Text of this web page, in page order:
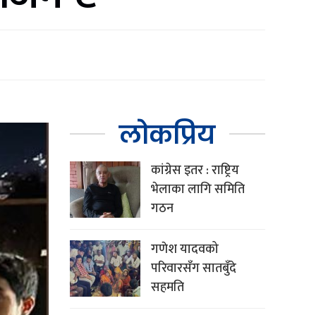
लोकप्रिय
कांग्रेस इतर : राष्ट्रिय
भेलाका लागि समिति
गठन
गणेश यादवको
परिवारसँग सातबुँदे
सहमति